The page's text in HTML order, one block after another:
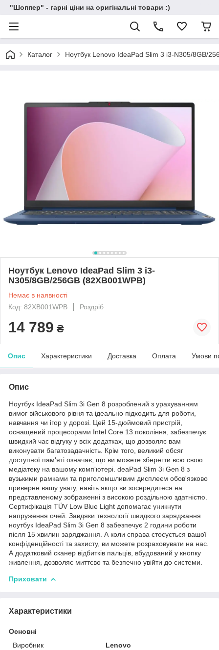
"Шоппер" - гарні ціни на оригінальні товари :)
Каталог Ноутбук Lenovo IdeaPad Slim 3 i3-N305/8GB/
Ноутбук Lenovo IdeaPad Slim 3 i3-
N305/8GB/256GB (82XB001WPB)
Немає в наявності
Код: 82XB001WPB
Роздріб
14 789 ₴
Опис Характеристики Доставка Оплата Умови
Опис
Ноутбук IdeaPad Slim 3i Gen 8 розроблений з урахуванням
вимог військового рівня та ідеально підходить для роботи,
навчання чи ігор у дорозі. Цей 15-дюймовий пристрій,
оснащений процесорами Intel Core 13 покоління, забезпечує
швидкий час відгуку у всіх додатках, що дозволяє вам
виконувати багатозадачність. Крім того, великий обсяг
доступної пам'яті означає, що ви можете зберегти всю свою
медіатеку на вашому комп'ютері. deaPad Slim 3i Gen 8 з
вузькими рамками та приголомшливим дисплеєм обов'язково
приверне вашу увагу, навіть якщо ви зосередитеся на
представленому зображенні з високою роздільною здатністю.
Сертифікація TÜV Low Blue Light допомагає уникнути
напруження очей. Завдяки технології швидкого заряджання
ноутбук IdeaPad Slim 3i Gen 8 забезпечує 2 години роботи
після 15 хвилин заряджання. А коли справа стосується вашої
конфіденційності та захисту, ви можете розраховувати на нас.
А додатковий сканер відбитків пальців, вбудований у кнопку
живлення, дозволяє миттєво та безпечно увійти до системи.
Приховати
Характеристики
Основні
Виробник
Lenovo